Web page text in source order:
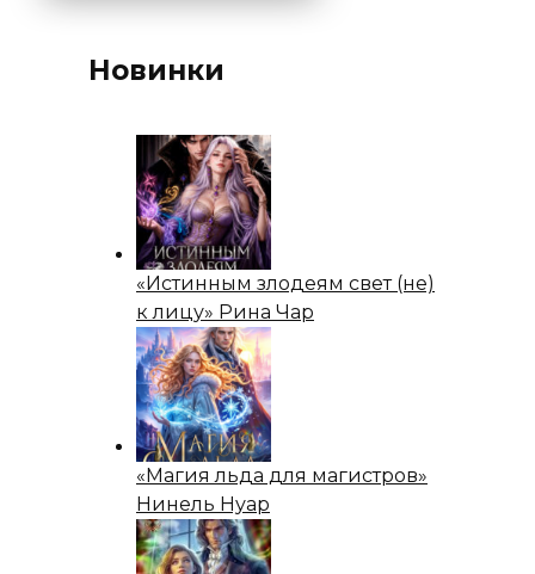
Новинки
«Истинным злодеям свет (не)
к лицу» Рина Чар
«Магия льда для магистров»
Нинель Нуар